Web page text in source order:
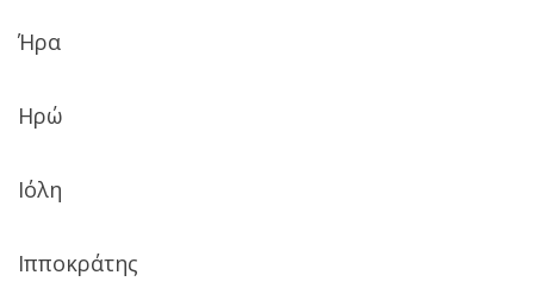
Ήρα
Ηρώ
Ιόλη
Ιπποκράτης